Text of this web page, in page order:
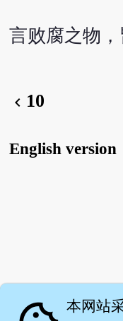
言败腐之物，
chevron_left 10
English version
本网站